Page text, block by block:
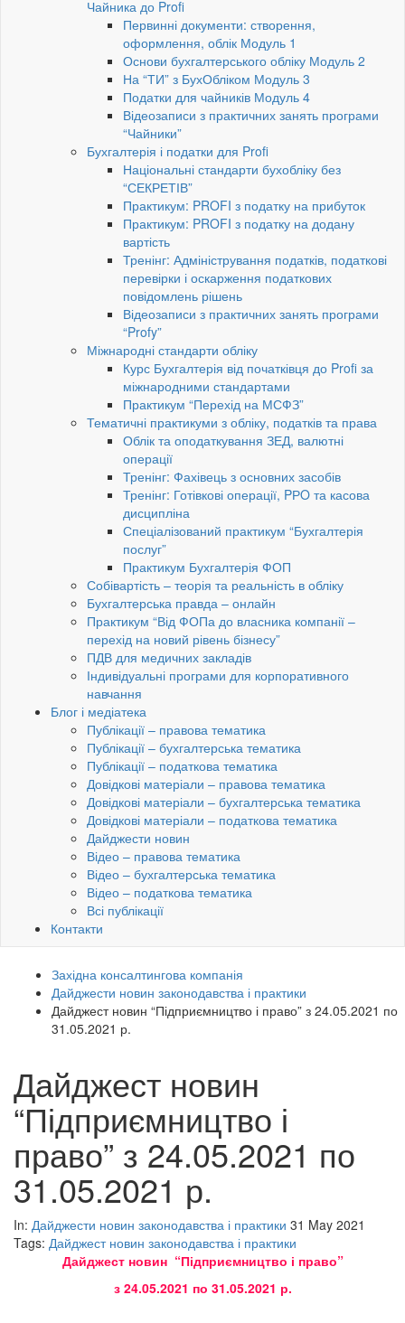
Чайника до Profi
Первинні документи: створення,
оформлення, облік Модуль 1
Основи бухгалтерського обліку Модуль 2
На “ТИ” з БухОбліком Модуль 3
Податки для чайників Модуль 4
Відеозаписи з практичних занять програми
“Чайники”
Бухгалтерія і податки для Profi
Національні стандарти бухобліку без
“СЕКРЕТІВ”
Практикум: PROFI з податку на прибуток
Практикум: PROFI з податку на додану
вартість
Тренінг: Адміністрування податків, податкові
перевірки і оскарження податкових
повідомлень рішень
Відеозаписи з практичних занять програми
“Profy”
Міжнародні стандарти обліку
Курс Бухгалтерія від початківця до Profi за
міжнародними стандартами
Практикум “Перехід на МСФЗ”
Тематичні практикуми з обліку, податків та права
Облік та оподаткування ЗЕД, валютні
операції
Тренінг: Фахівець з основних засобів
Тренінг: Готівкові операції, PРO та касова
дисципліна
Спеціалізований практикум “Бухгалтерія
послуг”
Практикум Бухгалтерія ФОП
Собівартість – теорія та реальність в обліку
Бухгалтерська правда – онлайн
Практикум “Від ФОПа до власника компанії –
перехід на новий рівень бізнесу”
ПДВ для медичних закладів
Індивідуальні програми для корпоративного
навчання
Блог і медіатека
Публікації – правова тематика
Публікації – бухгалтерська тематика
Публікації – податкова тематика
Довідкові матеріали – правова тематика
Довідкові матеріали – бухгалтерська тематика
Довідкові матеріали – податкова тематика
Дайджести новин
Відео – правова тематика
Відео – бухгалтерська тематика
Відео – податкова тематика
Всі публікації
Контакти
Західна консалтингова компанія
Дайджести новин законодавства і практики
Дайджест новин “Підприємництво і право” з 24.05.2021 по
31.05.2021 р.
Дайджест новин
“Підприємництво і
право” з 24.05.2021 по
31.05.2021 р.
In: Дайджести новин законодавства і практики 31 May 2021
Tags: Дайджест новин законодавства і практики
Дайджест новин “Підприємництво і право”
з 24.05.2021 по 31.05.2021 р.